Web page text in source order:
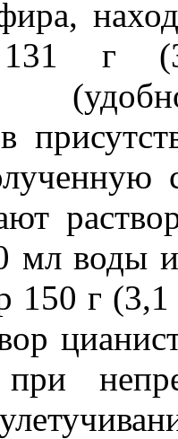
131 г (3
мл воды
150 г